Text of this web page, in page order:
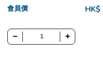
會員價 HK$